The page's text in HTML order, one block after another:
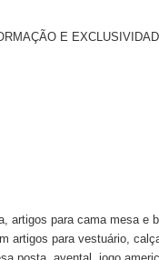
E
artigos para cama mesa e
artigos para vestuário,